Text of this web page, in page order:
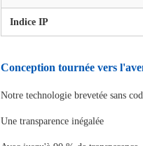
Indice IP
Conception tournée vers
Notre technologie brevetée sans
Une transparence inégalée